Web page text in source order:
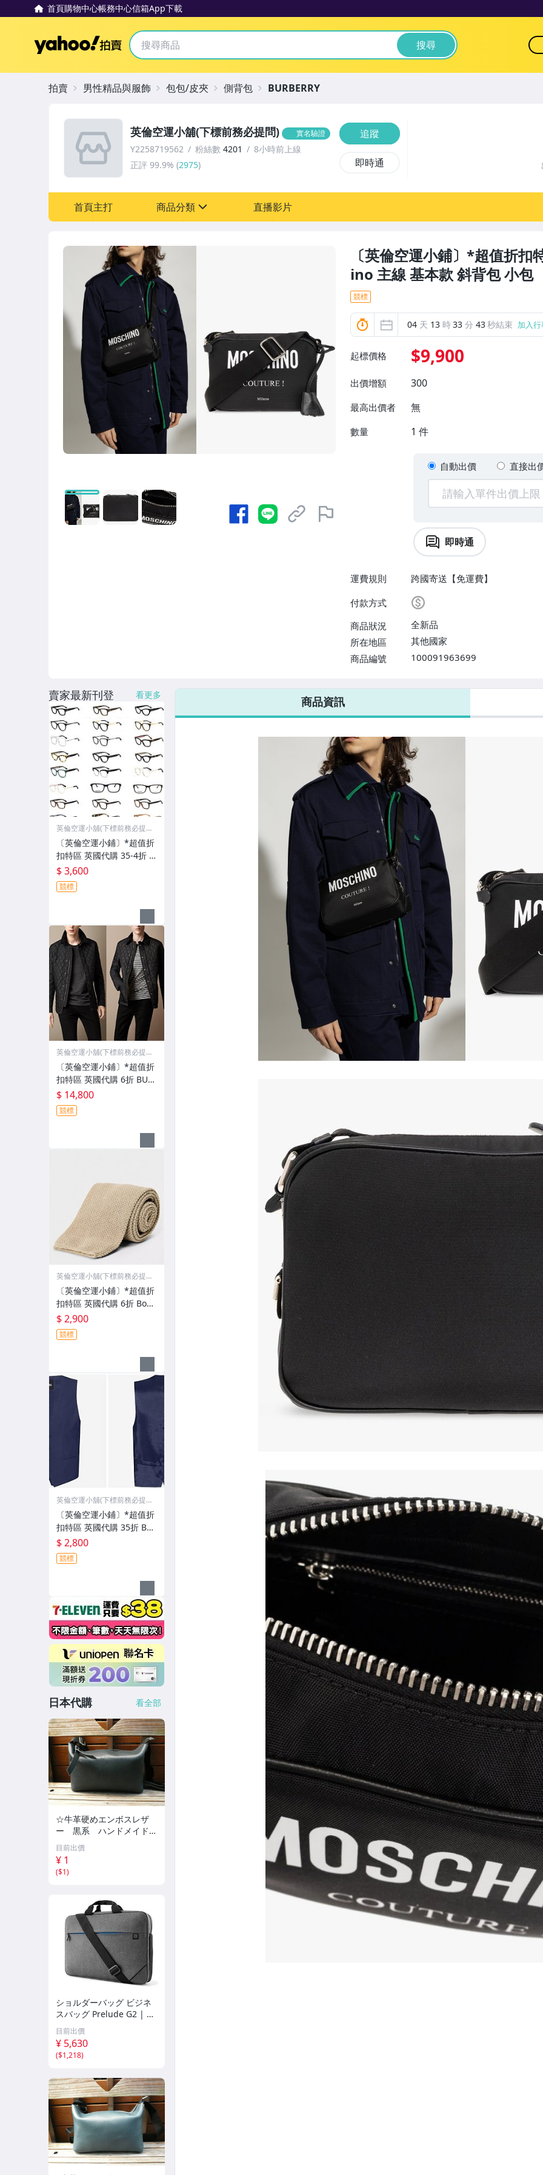
首頁購物中心帳務中心信箱App下載
Yahoo拍賣 搜尋
〔英倫空運小鋪〕*超值折
ino 主線 基本款 斜背包 小包
競標
04 天 13 時33 分 42秒結束 加入
起標價格 $9,900
出價增額 300
最高出價者 無
數量 1 件
自動出價 直接出
即時通
運費規則
跨國寄送【免運費】
付款方式
商品狀況
全新品
所在地區
其他國家
商品編號
100091963699
英倫空運小舖(下標前務必提問) 實名驗證
Y2258719562 粉絲數 4201
8小時前上線
正評 99.9% (2975)
追蹤
即時通
首頁主打 商品分類
手機、配件與通訊
居家、家具與園藝
男性精品與服飾
女裝與服飾配件
手錶與飾品配件
女包精品與女鞋
家電與影音視聽
運動、戶外與休閒
直播影片
拍賣 男性精品與服飾 包包/皮夾 側背包 BURBERRY
商品資訊
賣家最新刊登 看更多
英倫空運小舖(下標前務必提
〔英倫空運小鋪〕*超值折
扣特區 英國代購 35-4折 D
squared2 鏡框 鏡架 中性
款 數款
$ 3,600
競標
英倫空運小舖(下標前務必提
〔英倫空運小鋪〕*超值折
扣特區 英國代購 6折 BUR
BERRY 熱門款 菱格紋 外
套 夾克 (有檔期)
$ 14,800
競標
英倫空運小舖(下標前務必提
〔英倫空運小鋪〕*超值折
扣特區 英國代購 6折 Boss
針織 領帶 (有檔期)
$ 2,900
競標
英倫空運小舖(下標前務必提
〔英倫空運小鋪〕*超值折
扣特區 英國代購 35折 BO
SS 格紋 海軍藍 背心 (有檔
期)
$ 2,800
競標
日本代購 看全部
☆牛革硬めエンボスレザ
ー 黒系 ハンドメイドB
AGショルダーバッグ☆斜
め掛けBAGお出かけに便利
な小サイズ☆718
目前出價
¥ 1
($1)
ショルダーバッグ ビジネ
スバッグ Prelude G2 | 約
300g軽量 スリム 収納ポケ
ット搭載 耐水性コーティ
ング仕様 1m
目前出價
¥ 5,630
($1,218)